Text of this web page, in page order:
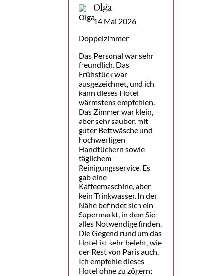
Olga
14 Mai 2026
Doppelzimmer
Das Personal war sehr
freundlich. Das
Frühstück war
ausgezeichnet, und ich
kann dieses Hotel
wärmstens empfehlen.
Das Zimmer war klein,
aber sehr sauber, mit
guter Bettwäsche und
hochwertigen
Handtüchern sowie
täglichem
Reinigungsservice. Es
gab eine
Kaffeemaschine, aber
kein Trinkwasser. In der
Nähe befindet sich ein
Supermarkt, in dem Sie
alles Notwendige finden.
Die Gegend rund um das
Hotel ist sehr belebt, wie
der Rest von Paris auch.
Ich empfehle dieses
Hotel ohne zu zögern;